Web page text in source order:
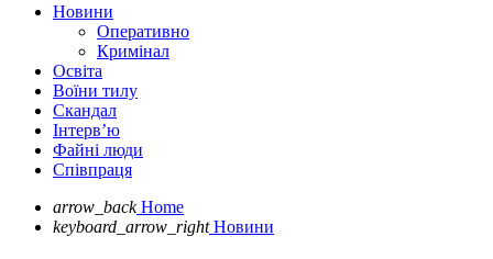
Новини
Оперативно
Кримінал
Освіта
Воїни тилу
Скандал
Інтерв’ю
Файні люди
Співпраця
arrow_back Home
keyboard_arrow_right Новини